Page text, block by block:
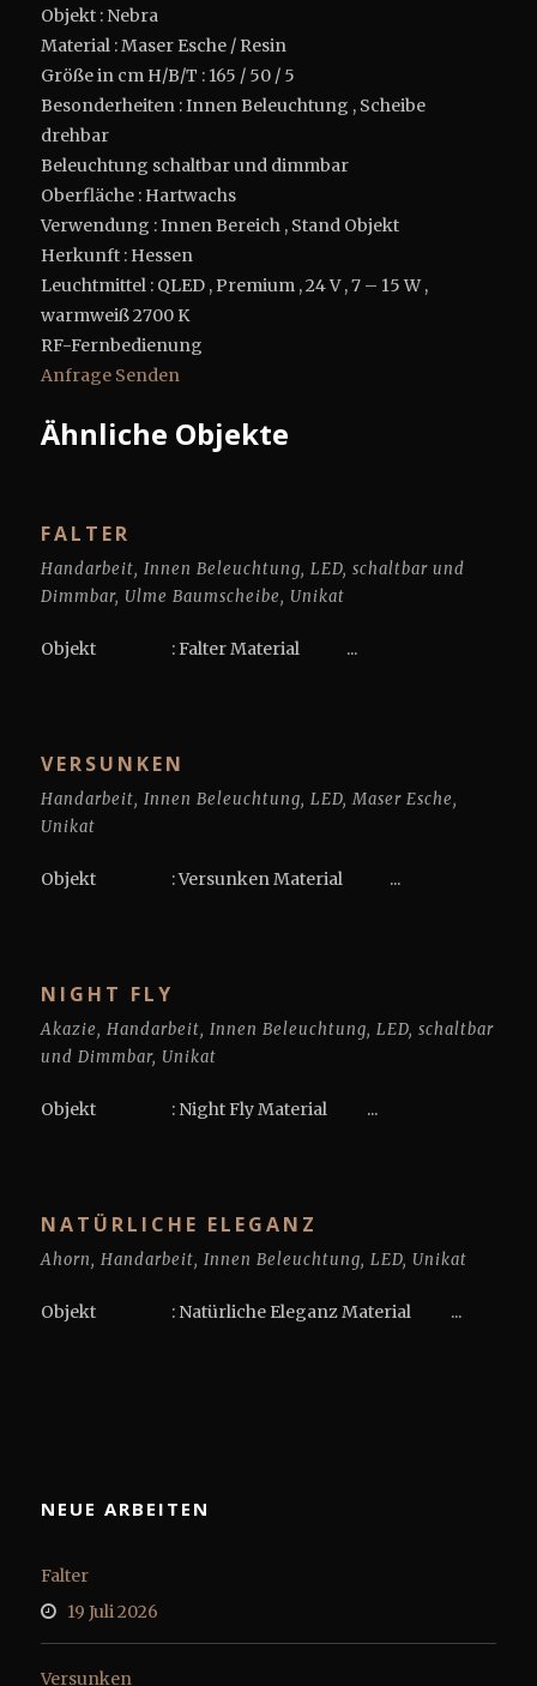
Objekt : Nebra
Material : Maser Esche / Resin
Größe in cm H/B/T : 165 / 50 / 5
Besonderheiten : Innen Beleuchtung , Scheibe
drehbar
Beleuchtung schaltbar und dimmbar
Oberfläche : Hartwachs
Verwendung : Innen Bereich , Stand Objekt
Herkunft : Hessen
Leuchtmittel : QLED , Premium , 24 V , 7 – 15 W ,
warmweiß 2700 K
RF-Fernbedienung
Anfrage Senden
Ähnliche Objekte
FALTER
Handarbeit, Innen Beleuchtung, LED, schaltbar und
Dimmbar, Ulme Baumscheibe, Unikat
Objekt : Falter Material ...
VERSUNKEN
Handarbeit, Innen Beleuchtung, LED, Maser Esche,
Unikat
Objekt : Versunken Material ...
NIGHT FLY
Akazie, Handarbeit, Innen Beleuchtung, LED, schaltbar
und Dimmbar, Unikat
Objekt : Night Fly Material ...
NATÜRLICHE ELEGANZ
Ahorn, Handarbeit, Innen Beleuchtung, LED, Unikat
Objekt : Natürliche Eleganz Material ...
NEUE ARBEITEN
Falter
19 Juli 2026
Versunken